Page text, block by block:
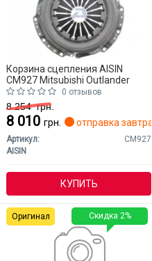
Корзина сцепления AISIN
CM927 Mitsubishi Outlander
0 отзывов
8 254грн.
8 010 грн. отправка завтра
Артикул:
CM927
AISIN
КУПИТЬ
Скидка 2%
Оригинал